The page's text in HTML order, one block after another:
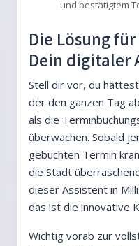
und bestätigtem
Die Lösung
Dein digitaler
Stell dir vor, du
der den ganzen Tag
als die
überwachen. Sobald
gebuchten Termin
die Stadt
dieser Assistent in
das ist die innovative
Wichtig vorab zur